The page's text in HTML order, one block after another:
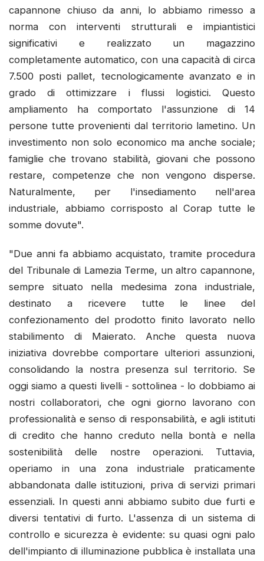
capannone chiuso da anni, lo abbiamo rimesso a
norma con interventi strutturali e impiantistici
significativi e realizzato un magazzino
completamente automatico, con una capacità di circa
7.500 posti pallet, tecnologicamente avanzato e in
grado di ottimizzare i flussi logistici. Questo
ampliamento ha comportato l'assunzione di 14
persone tutte provenienti dal territorio lametino. Un
investimento non solo economico ma anche sociale;
famiglie che trovano stabilità, giovani che possono
restare, competenze che non vengono disperse.
Naturalmente, per l'insediamento nell'area
industriale, abbiamo corrisposto al Corap tutte le
somme dovute".
"Due anni fa abbiamo acquistato, tramite procedura
del Tribunale di Lamezia Terme, un altro capannone,
sempre situato nella medesima zona industriale,
destinato a ricevere tutte le linee del
confezionamento del prodotto finito lavorato nello
stabilimento di Maierato. Anche questa nuova
iniziativa dovrebbe comportare ulteriori assunzioni,
consolidando la nostra presenza sul territorio. Se
oggi siamo a questi livelli - sottolinea - lo dobbiamo ai
nostri collaboratori, che ogni giorno lavorano con
professionalità e senso di responsabilità, e agli istituti
di credito che hanno creduto nella bontà e nella
sostenibilità delle nostre operazioni. Tuttavia,
operiamo in una zona industriale praticamente
abbandonata dalle istituzioni, priva di servizi primari
essenziali. In questi anni abbiamo subito due furti e
diversi tentativi di furto. L'assenza di un sistema di
controllo e sicurezza è evidente: su quasi ogni palo
dell'impianto di illuminazione pubblica è installata una